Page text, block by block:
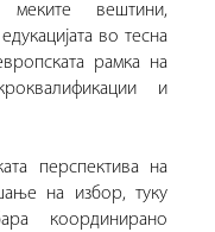
вештини,
во тесна
рамка на
и
перспектива на
на избор, туку
координирано